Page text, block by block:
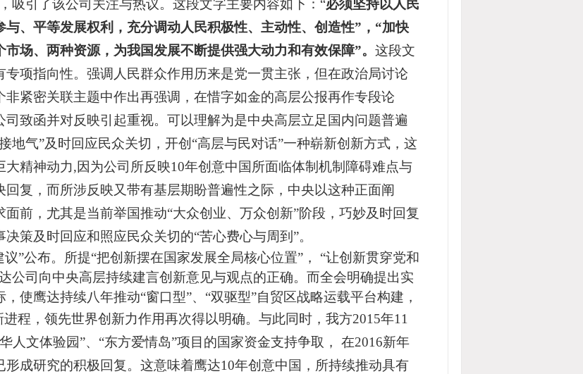
吸引了该公司关注与热议。这段文字主要内容如下：“必须坚持以人民
、平等发展权利，充分调动人民积极性、主动性、创造性”，“加快
场、两种资源，为我国发展不断提供强大动力和有效保障”。 这段文
项指向性。强调人民群众作用历来是党一贯主张，但在政治局讨论
紧密关联主题中作出再强调，在惜字如金的高层公报再作专段论
致函并对反映引起重视。可以理解为是中央高层立足国内问题普遍
地气”及时回应民众关切，开创“高层与民对话”一种崭新创新方式，这
精神动力,因为公司所反映10年创意中国所面临体制机制障碍难点与
复，而所涉反映又带有基层期盼普遍性之际，中央以这种正面阐
前，尤其是当前举国推动“大众创业、万众创新”阶段，巧妙及时回复
策及时回应和照应民众关切的“苦心费心与周到”。
”公布。所提“把创新摆在国家发展全局核心位置”， “让创新贯穿党和
公司向中央高层持续建言创新意见与观点的正确。而全会明确提出实
使鹰达持续八年推动“窗口型”、“双驱型”自贸区战略运载平台构建，
进程，领先世界创新力作用再次得以明确。 与此同时，我方2015年11
人文体验园”、“东方爱情岛”项目的国家资金支持争取， 在2016新年
形成研究的积极回复。 这意味着鹰达10年创意中国，所持续推动具有